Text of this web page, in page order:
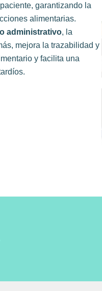
garantizando la
alimentarias.
administrativo, la
mejora la trazabilidad y
y facilita una